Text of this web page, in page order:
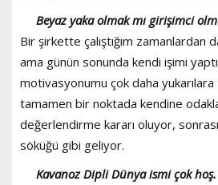
Beyaz yaka olmak mı girişimci
Bir şirkette çalıştığım zamanlardan
ama günün sonunda kendi işimi
motivasyonumu çok daha yukarılara
tamamen bir noktada kendine
değerlendirme kararı oluyor,
söküğü gibi geliyor.
Kavanoz Dipli Dünya ismi çok